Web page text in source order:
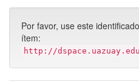
Por favor, use este
ítem:
http://